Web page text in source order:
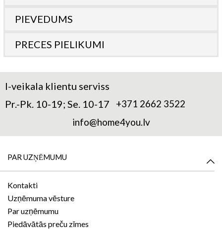
PIEVEDUMS
PRECES PIELIKUMI
I-veikala klientu serviss
Pr.-Pk. 10-19; Se. 10-17
+371 2662 3522
info@home4you.lv
PAR UZŅĒMUMU
Kontakti
Uzņēmuma vēsture
Par uzņēmumu
Piedāvātās preču zīmes